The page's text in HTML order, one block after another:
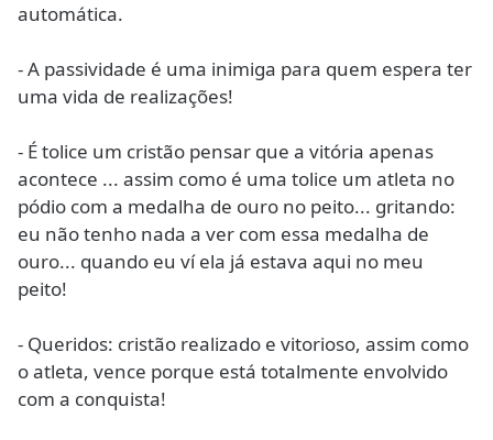
automática.
- A passividade é uma inimiga para quem espera ter
uma vida de realizações!
- É tolice um cristão pensar que a vitória apenas
acontece ... assim como é uma tolice um atleta no
pódio com a medalha de ouro no peito... gritando:
eu não tenho nada a ver com essa medalha de
ouro... quando eu ví ela já estava aqui no meu
peito!
- Queridos: cristão realizado e vitorioso, assim como
o atleta, vence porque está totalmente envolvido
com a conquista!